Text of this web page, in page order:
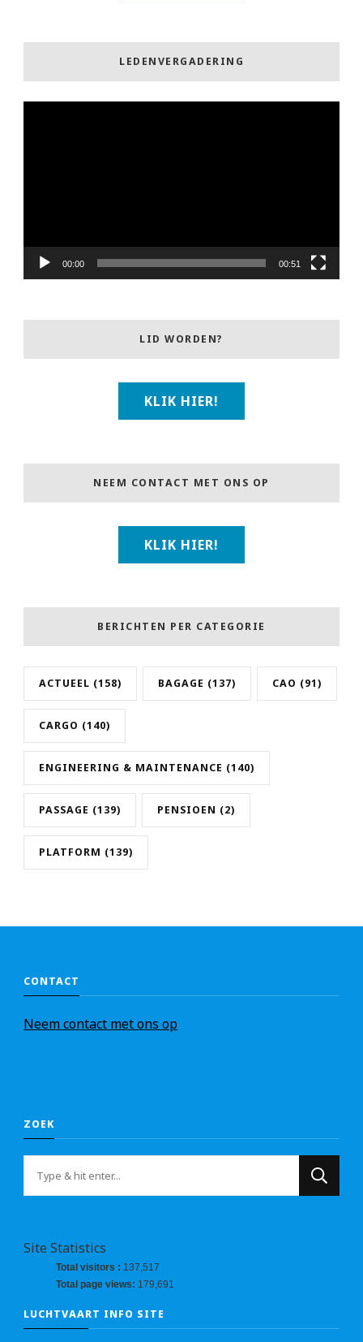
LEDENVERGADERING
00:00 00:51
LID WORDEN?
KLIK HIER!
NEEM CONTACT MET ONS OP
KLIK HIER!
BERICHTEN PER CATEGORIE
ACTUEEL (158) BAGAGE (137) CAO (91)
CARGO (140)
ENGINEERING & MAINTENANCE (140)
PASSAGE (139) PENSIOEN (2)
PLATFORM (139)
CONTACT
Neemcontact met ons op
ZOEK
Site Statistics
Total visitors : 137,517
Total page views: 179,691
LUCHTVAART INFO SITE